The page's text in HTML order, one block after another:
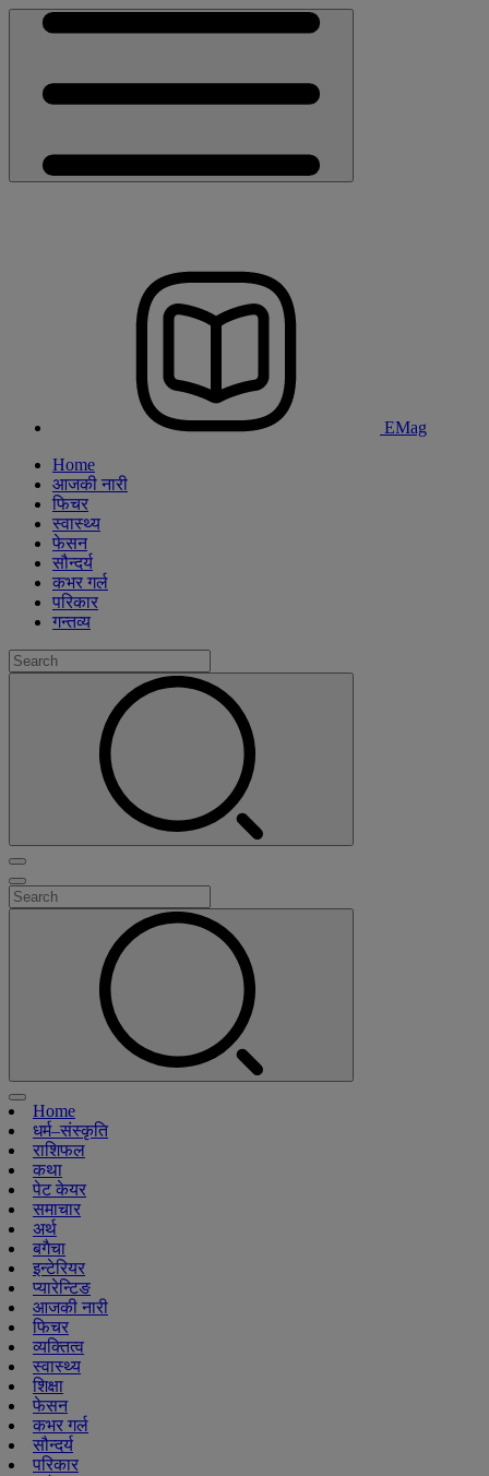
EMag
Home
आजकी नारी
फिचर
स्वास्थ्य
फेसन
सौन्दर्य
कभर गर्ल
परिकार
गन्तव्य
Home
धर्म–संस्कृति
राशिफल
कथा
पेट केयर
समाचार
अर्थ
बगैचा
इन्टेरियर
प्यारेन्टिङ
आजकी नारी
फिचर
व्यक्तित्व
स्वास्थ्य
शिक्षा
फेसन
कभर गर्ल
सौन्दर्य
परिकार